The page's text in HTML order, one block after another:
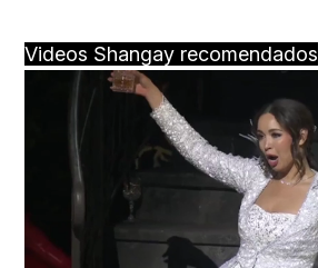
Videos Shangay recomendados